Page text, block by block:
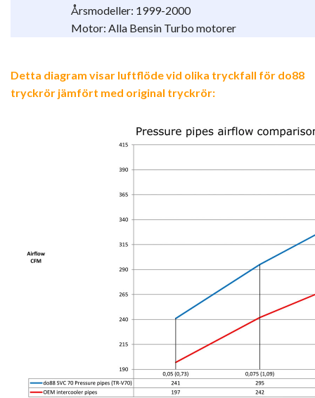
Årsmodeller: 1999-2000
Motor: Alla Bensin Turbo motorer
Detta diagram visar luftflöde vid olika tryckfall för do88
tryckrör jämfört med original tryckrör: